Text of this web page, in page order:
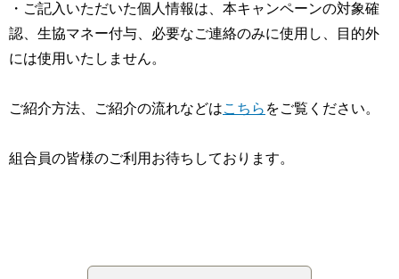
・ご記入いただいた個人情報は、本キャンペーンの対象確
認、生協マネー付与、必要なご連絡のみに使用し、目的外
には使用いたしません。
ご紹介方法、ご紹介の流れなどはこちら をご覧ください。
組合員の皆様のご利用お待ちしております。